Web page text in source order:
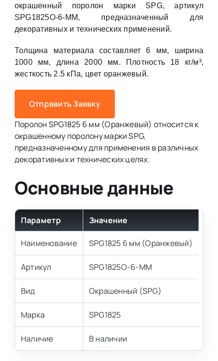
окрашенный поролон марки SPG, артикул
SPG1825O-6-MM, предназначенный для
декоративных и технических применений.
Толщина материала составляет 6 мм, ширина
1000 мм, длина 2000 мм. Плотность 18 кг/м³,
жесткость 2.5 кПа, цвет оранжевый.
Отправить Заявку
Поролон SPG1825 6 мм (Оранжевый) относится к
окрашенному поролону марки SPG,
предназначенному для применения в различных
декоративных и технических целях.
Основные данные
Параметр Значение
Наименование SPG1825 6 мм (Оранжевый)
Артикул SPG1825O-6-MM
Вид Окрашенный (SPG)
Марка SPG1825
Наличие В наличии